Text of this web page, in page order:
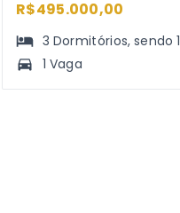
R$495.000,00
3 Dormitórios, sendo1
1 Vaga